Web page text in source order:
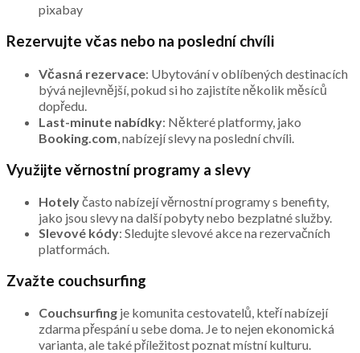
pixabay
Rezervujte včas nebo na poslední chvíli
Včasná rezervace: Ubytování v oblíbených destinacích
bývá nejlevnější, pokud si ho zajistíte několik měsíců
dopředu.
Last-minute nabídky: Některé platformy, jako
Booking.com, nabízejí slevy na poslední chvíli.
Využijte věrnostní programy a slevy
Hotelyčasto nabízejí věrnostní programy s benefity,
jako jsou slevy na další pobyty nebo bezplatné služby.
Slevové kódy: Sledujte slevové akce na rezervačních
platformách.
Zvažte couchsurfing
Couchsurfing je komunita cestovatelů, kteří nabízejí
zdarma přespání u sebe doma. Je to nejen ekonomická
varianta, ale také příležitost poznat místní kulturu.